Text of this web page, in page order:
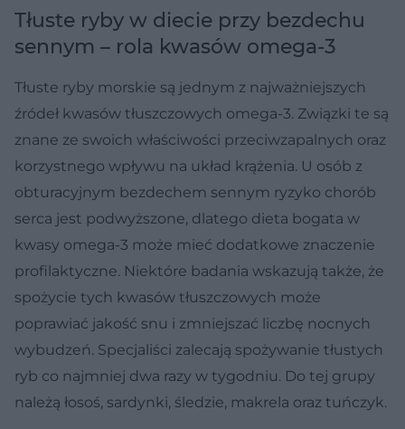
Tłuste ryby w diecie przy bezdechu
sennym – rola kwasów omega-3
Tłuste ryby morskie są jednym z najważniejszych
źródeł kwasów tłuszczowych omega-3. Związki te są
znane ze swoich właściwości przeciwzapalnych oraz
korzystnego wpływu na układ krążenia. U osób z
obturacyjnym bezdechem sennym ryzyko chorób
serca jest podwyższone, dlatego dieta bogata w
kwasy omega-3 może mieć dodatkowe znaczenie
profilaktyczne. Niektóre badania wskazują także, że
spożycie tych kwasów tłuszczowych może
poprawiać jakość snu i zmniejszać liczbę nocnych
wybudzeń. Specjaliści zalecają spożywanie tłustych
ryb co najmniej dwa razy w tygodniu. Do tej grupy
należą łosoś, sardynki, śledzie, makrela oraz tuńczyk.